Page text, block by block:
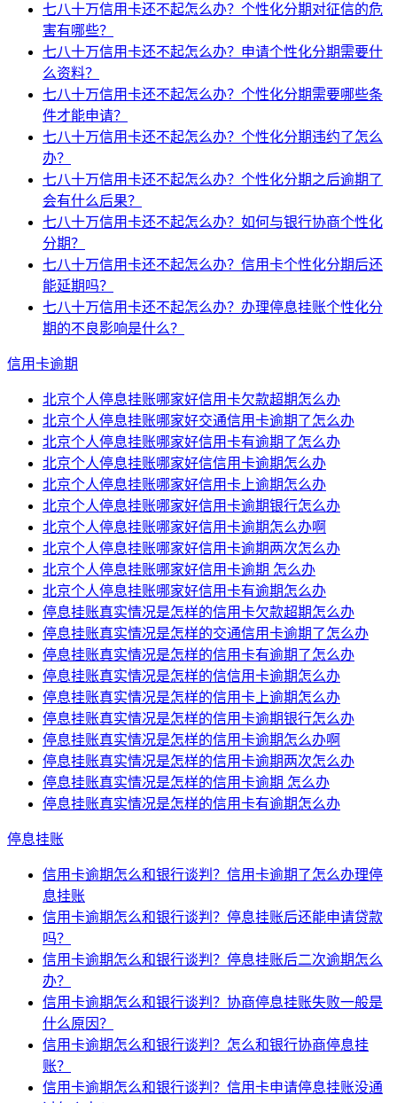
七八十万信用卡还不起怎么办？个性化分期对征信的危
害有哪些？
七八十万信用卡还不起怎么办？申请个性化分期需要什
么资料？
七八十万信用卡还不起怎么办？个性化分期需要哪些条
件才能申请？
七八十万信用卡还不起怎么办？个性化分期违约了怎么
办？
七八十万信用卡还不起怎么办？个性化分期之后逾期了
会有什么后果？
七八十万信用卡还不起怎么办？如何与银行协商个性化
分期？
七八十万信用卡还不起怎么办？信用卡个性化分期后还
能延期吗？
七八十万信用卡还不起怎么办？办理停息挂账个性化分
期的不良影响是什么？
信用卡逾期
北京个人停息挂账哪家好信用卡欠款超期怎么办
北京个人停息挂账哪家好交通信用卡逾期了怎么办
北京个人停息挂账哪家好信用卡有逾期了怎么办
北京个人停息挂账哪家好信信用卡逾期怎么办
北京个人停息挂账哪家好信用卡上逾期怎么办
北京个人停息挂账哪家好信用卡逾期银行怎么办
北京个人停息挂账哪家好信用卡逾期怎么办啊
北京个人停息挂账哪家好信用卡逾期两次怎么办
北京个人停息挂账哪家好信用卡逾期 怎么办
北京个人停息挂账哪家好信用卡有逾期怎么办
停息挂账真实情况是怎样的信用卡欠款超期怎么办
停息挂账真实情况是怎样的交通信用卡逾期了怎么办
停息挂账真实情况是怎样的信用卡有逾期了怎么办
停息挂账真实情况是怎样的信信用卡逾期怎么办
停息挂账真实情况是怎样的信用卡上逾期怎么办
停息挂账真实情况是怎样的信用卡逾期银行怎么办
停息挂账真实情况是怎样的信用卡逾期怎么办啊
停息挂账真实情况是怎样的信用卡逾期两次怎么办
停息挂账真实情况是怎样的信用卡逾期 怎么办
停息挂账真实情况是怎样的信用卡有逾期怎么办
停息挂账
信用卡逾期怎么和银行谈判？信用卡逾期了怎么办理停
息挂账
信用卡逾期怎么和银行谈判？停息挂账后还能申请贷款
吗？
信用卡逾期怎么和银行谈判？停息挂账后二次逾期怎么
办？
信用卡逾期怎么和银行谈判？协商停息挂账失败一般是
什么原因？
信用卡逾期怎么和银行谈判？怎么和银行协商停息挂
账？
信用卡逾期怎么和银行谈判？信用卡申请停息挂账没通